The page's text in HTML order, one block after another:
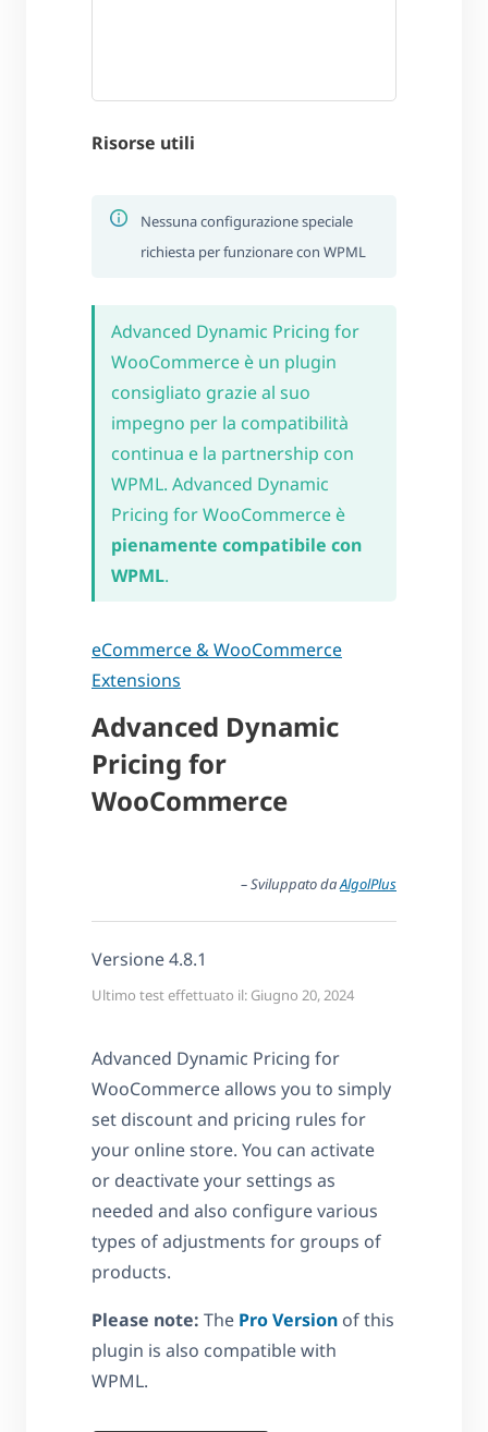
Risorse utili
Nessuna configurazione speciale
richiesta per funzionare con WPML
Advanced Dynamic Pricing for
WooCommerce è un plugin
consigliato grazie al suo
impegno per la compatibilità
continua e la partnership con
WPML. Advanced Dynamic
Pricing for WooCommerce è
pienamente compatibile con
WPML.
eCommerce & WooCommerce
Extensions
Advanced Dynamic
Pricing for
WooCommerce
– Sviluppato daAlgolPlus
Versione 4.8.1
Ultimo test effettuato il: Giugno 20, 2024
Advanced Dynamic Pricing for
WooCommerce allows you to simply
set discount and pricing rules for
your online store. You can activate
or deactivate your settings as
needed and also configure various
types of adjustments for groups of
products.
Please note: The Pro Version of this
plugin is also compatible with
WPML.